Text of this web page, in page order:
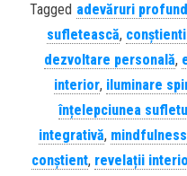
Tagged adevăruri
sufletească,
dezvoltare personală,
interior, iluminare
înțelepciunea
integrativă, mindfulness
conștient, revelații